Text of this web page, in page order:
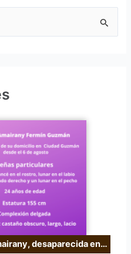
desaparecida en…